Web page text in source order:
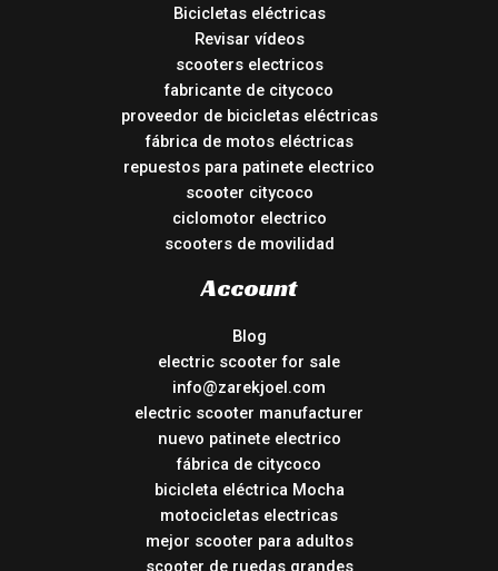
Bicicletas eléctricas
Revisar vídeos
scooters electricos
fabricante de citycoco
proveedor de bicicletas eléctricas
fábrica de motos eléctricas
repuestos para patinete electrico
scooter citycoco
ciclomotor electrico
scooters de movilidad
Account
Blog
electric scooter for sale
info@zarekjoel.com
electric scooter manufacturer
nuevo patinete electrico
fábrica de citycoco
bicicleta eléctrica Mocha
motocicletas electricas
mejor scooter para adultos